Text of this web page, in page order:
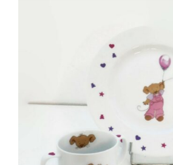
AJOUTER AU PANIER /